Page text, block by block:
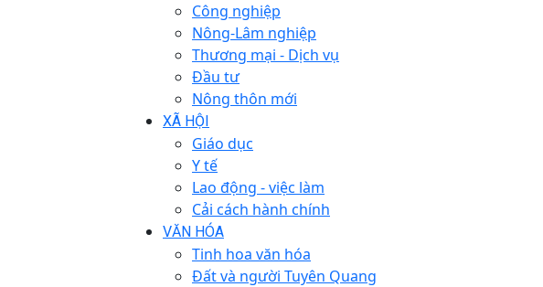
Công nghiệp
Nông-Lâm nghiệp
Thương mại - Dịch vụ
Đầu tư
Nông thôn mới
XÃ HỘI
Giáo dục
Y tế
Lao động - việc làm
Cải cách hành chính
VĂN HÓA
Tinh hoa văn hóa
Đất và người Tuyên Quang